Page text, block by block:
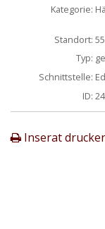
Kategorie:
Standort:
Typ:
Schnittstelle:
ID:
Inserat